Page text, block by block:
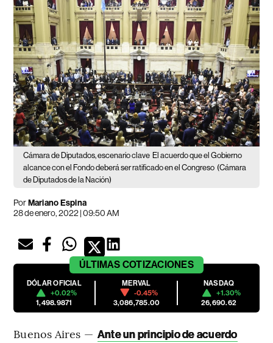
Cámara de Diputados, escenario clave El acuerdo que el Gobierno
alcance con el Fondo deberá ser ratificado en el Congreso (Cámara
de Diputados de la Nación)
PorMariano Espina
28 de enero, 2022 | 09:50 AM
ÚLTIMAS COTIZACIONES
DÓLAR OFICIAL
+0.02%
1,498.9871
MERVAL
-0.45%
3,086,785.00
NASDAQ
+1.30%
26,690.62
Buenos Aires — Ante un principio de acuerdo